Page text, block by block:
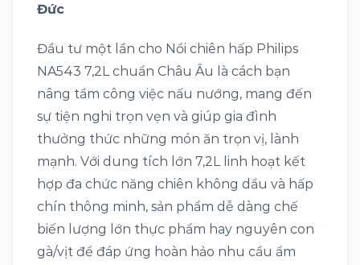
Đức
Đầu tư một lần cho Nồi chiên hấp Philips
NA543 7,2L chuẩn Châu Âu là cách bạn
nâng tầm công việc nấu nướng, mang đến
sự tiện nghi trọn vẹn và giúp gia đình
thưởng thức những món ăn trọn vị, lành
mạnh. Với dung tích lớn 7,2L linh hoạt kết
hợp đa chức năng chiên không dầu và hấp
chín thông minh, sản phẩm dễ dàng chế
biến lượng lớn thực phẩm hay nguyên con
gà/vịt để đáp ứng hoàn hảo nhu cầu ẩm